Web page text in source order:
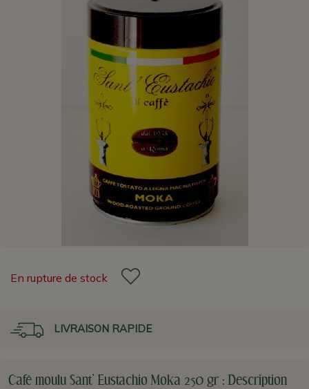
En rupture de stock
LIVRAISON RAPIDE
Café moulu Sant' Eustachio Moka 250 gr : Description